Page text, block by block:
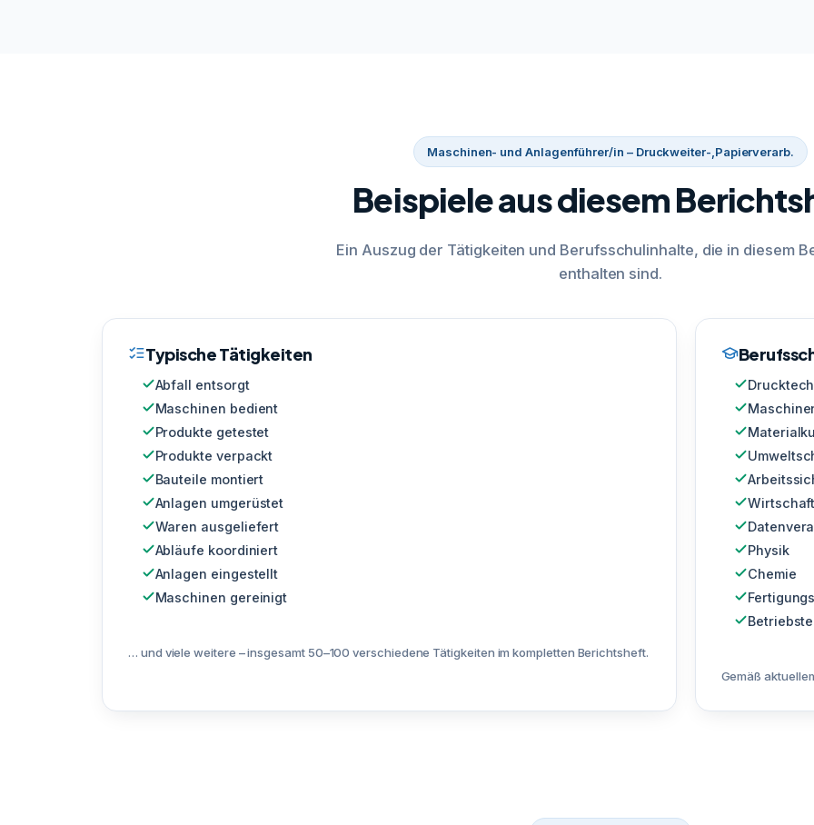
Maschinen- und Anlagenführer/in – Druckweiter-,Papierverarb.
Beispiele aus diesem
Ein Auszug der Tätigkeiten und Berufsschulinhalte, die in diesem
enthalten sind.
Typische Tätigkeiten
Abfall entsorgt
Maschinen bedient
Produkte getestet
Produkte verpackt
Bauteile montiert
Anlagen umgerüstet
Waren ausgeliefert
Abläufe koordiniert
Anlagen eingestellt
Maschinen gereinigt
… und viele weitere – insgesamt 50–100 verschiedene Tätigkeiten im kompletten Berichtsheft.
Physik
Chemie
Gemäß